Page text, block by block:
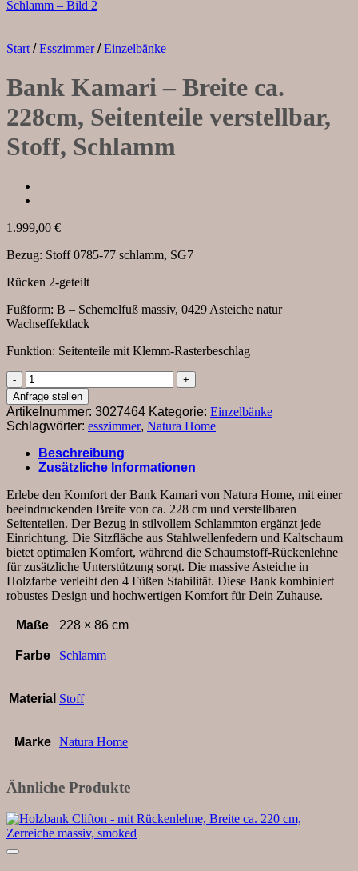
Start / Esszimmer / Einzelbänke
Bank Kamari – Breite ca.
228cm, Seitenteile verstellbar,
Stoff, Schlamm
1.999,00 €
Bezug: Stoff 0785-77 schlamm, SG7
Rücken 2-geteilt
Fußform: B – Schemelfuß massiv, 0429 Asteiche natur
Wachseffektlack
Funktion: Seitenteile mit Klemm-Rasterbeschlag
Bank
Kamari
-
Breite
ca.
228cm,
Seitenteile
verstellbar,
Stoff,
Schlamm
Menge
Anfrage stellen
Artikelnummer: 3027464 Kategorie: Einzelbänke
Schlagwörter: esszimmer, Natura Home
Beschreibung
Zusätzliche Informationen
Erlebe den Komfort der Bank Kamari von Natura Home, mit einer
beeindruckenden Breite von ca. 228 cm und verstellbaren
Seitenteilen. Der Bezug in stilvollem Schlammton ergänzt jede
Einrichtung. Die Sitzfläche aus Stahlwellenfedern und Kaltschaum
bietet optimalen Komfort, während die Schaumstoff-Rückenlehne
für zusätzliche Unterstützung sorgt. Die massive Asteiche in
Holzfarbe verleiht den 4 Füßen Stabilität. Diese Bank kombiniert
robustes Design und hochwertigen Komfort für Dein Zuhause.
Maße 228 × 86 cm
Farbe Schlamm
Material Stoff
Marke Natura Home
Ähnliche Produkte